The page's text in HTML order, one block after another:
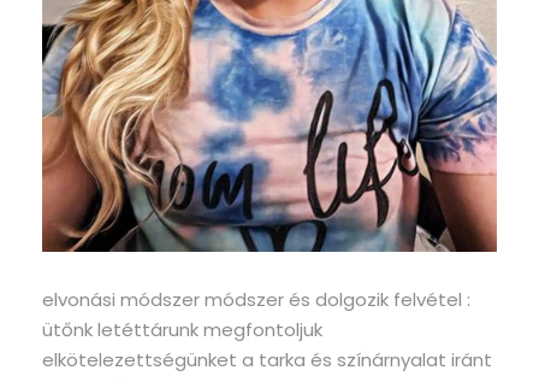
elvonási módszer módszer és dolgozik felvétel :
ütőnk letéttárunk megfontoljuk
elkötelezettségünket a tarka és színárnyalat iránt